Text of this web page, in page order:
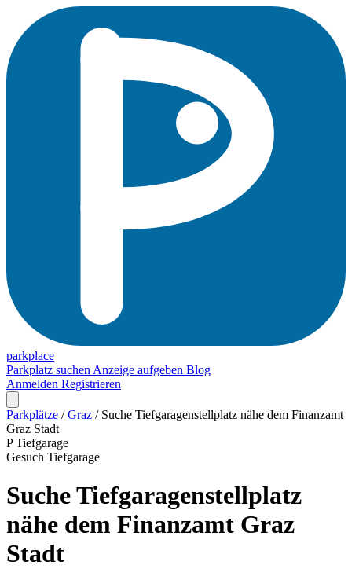
parkplace
Parkplatz suchen Anzeige aufgeben Blog
Anmelden Registrieren
Parkplätze / Graz / Suche Tiefgaragenstellplatz nähe dem Finanzamt
Graz Stadt
P Tiefgarage
Gesuch Tiefgarage
Suche Tiefgaragenstellplatz
nähe dem Finanzamt Graz
Stadt